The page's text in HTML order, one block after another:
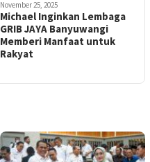
November 25, 2025
Michael Inginkan Lembaga
GRIB JAYA Banyuwangi
Memberi Manfaat untuk
Rakyat